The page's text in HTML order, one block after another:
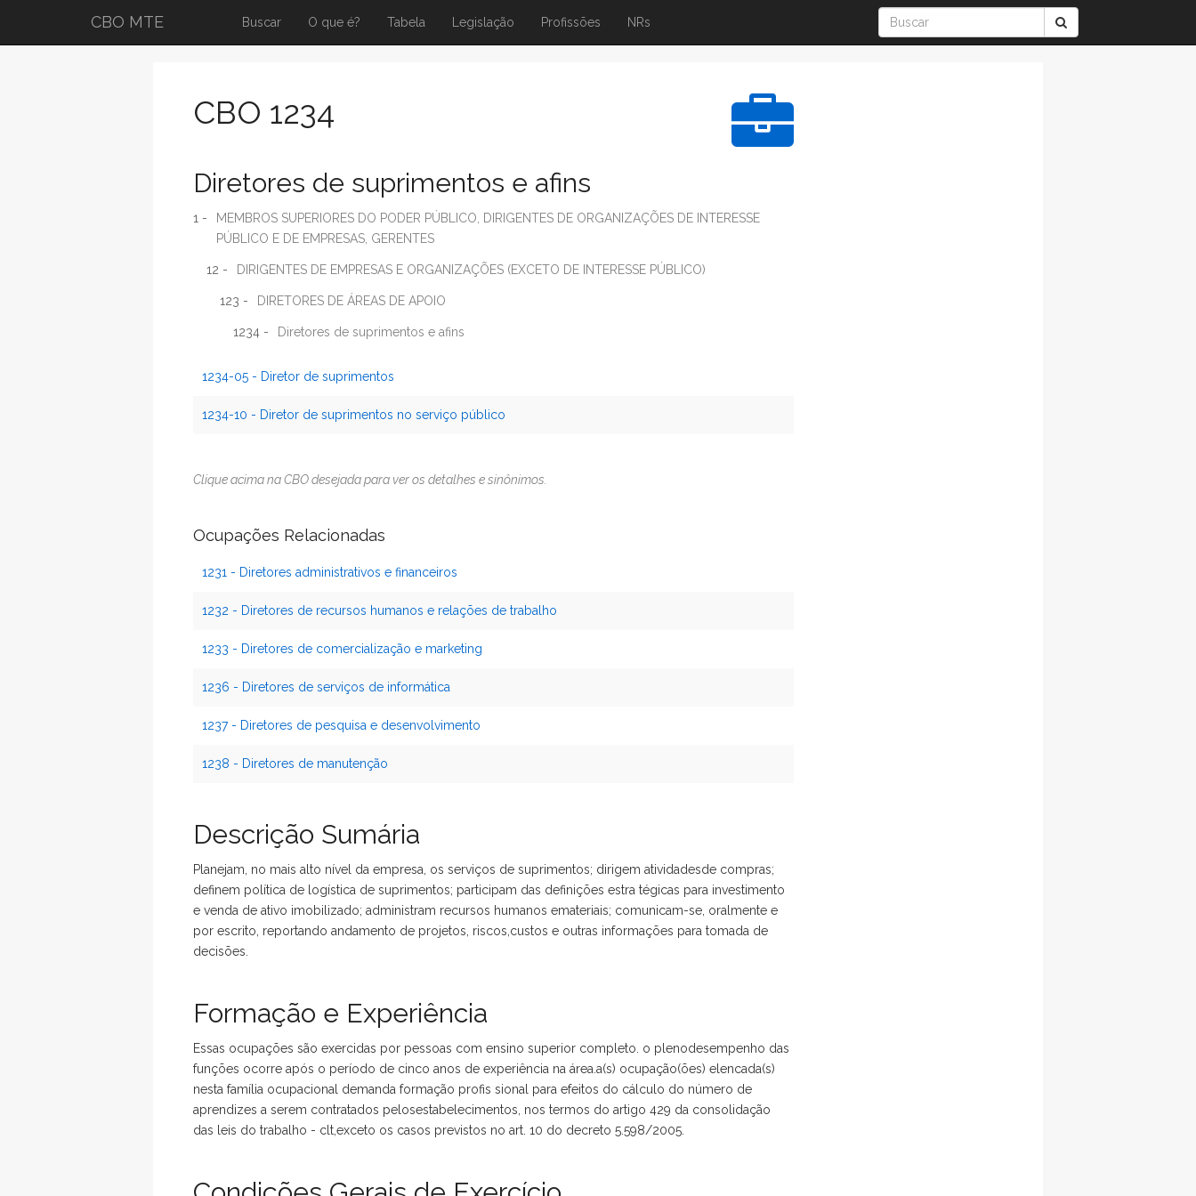
CBO MTE Buscar O que é? Tabela Legislação Profissões NRs
CBO 1234
Diretores de suprimentos e afins
1 -
MEMBROS SUPERIORES DO PODER PÚBLICO, DIRIGENTES DE ORGANIZAÇÕES DE INTERESSE
PÚBLICO E DE EMPRESAS, GERENTES
12 - DIRIGENTES DE EMPRESAS E ORGANIZAÇÕES (EXCETO DE INTERESSE PÚBLICO)
123 - DIRETORES DE ÁREAS DE APOIO
1234 - Diretores de suprimentos e afins
1234-05 - Diretor de suprimentos
1234-10 - Diretor de suprimentos no serviço público
Clique acima na CBO desejada para ver os detalhes e sinônimos.
Ocupações Relacionadas
1231 - Diretores administrativos e financeiros
1232 - Diretores de recursos humanos e relações de trabalho
1233 - Diretores de comercialização e marketing
1236 - Diretores de serviços de informática
1237 - Diretores de pesquisa e desenvolvimento
1238 - Diretores de manutenção
Descrição Sumária
Planejam, no mais alto nível da empresa, os serviços de suprimentos; dirigem atividadesde compras;
definem política de logística de suprimentos; participam das definições estra tégicas para investimento
e venda de ativo imobilizado; administram recursos humanos emateriais; comunicam-se, oralmente e
por escrito, reportando andamento de projetos, riscos,custos e outras informações para tomada de
decisões.
Formação e Experiência
Essas ocupações são exercidas por pessoas com ensino superior completo. o plenodesempenho das
funções ocorre após o período de cinco anos de experiência na área.a(s) ocupação(ões) elencada(s)
nesta família ocupacional demanda formação profis sional para efeitos do cálculo do número de
aprendizes a serem contratados pelosestabelecimentos, nos termos do artigo 429 da consolidação
das leis do trabalho - clt,exceto os casos previstos no art. 10 do decreto 5.598/2005.